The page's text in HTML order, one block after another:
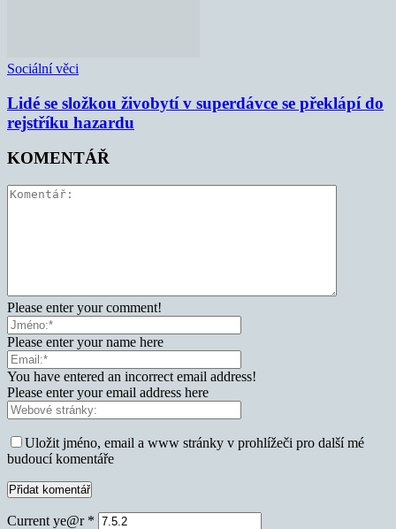
Sociální věci
Lidé se složkou živobytí v superdávce se překlápí do
rejstříku hazardu
KOMENTÁŘ
Please enter your comment!
Please enter your name here
You have entered an incorrect email address!
Please enter your email address here
Uložit jméno, email a www stránky v prohlížeči pro další mé
budoucí komentáře
Current ye@r *